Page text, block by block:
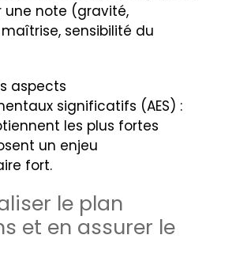
une note (gravité,
sensibilité du
aspects
significatifs (AES) :
les plus fortes
un enjeu
fort.
le plan
et en assurer le